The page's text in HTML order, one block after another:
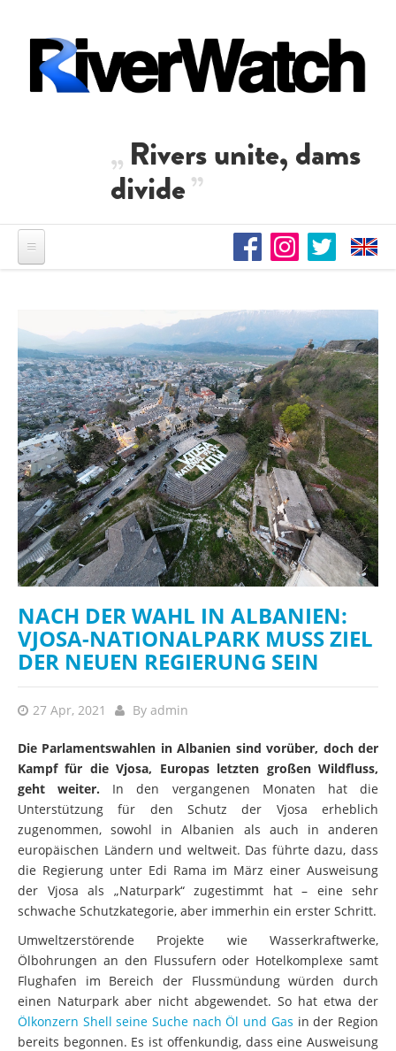
Rivers unite, dams
divide
NACH DER WAHL IN ALBANIEN:
VJOSA-NATIONALPARK MUSS ZIEL
DER NEUEN REGIERUNG SEIN
27 Apr, 2021 By admin
Die Parlamentswahlen in Albanien sind vorüber, doch der
Kampf für die Vjosa, Europas letzten großen Wildfluss,
geht weiter. In den vergangenen Monaten hat die
Unterstützung für den Schutz der Vjosa erheblich
zugenommen, sowohl in Albanien als auch in anderen
europäischen Ländern und weltweit. Das führte dazu, dass
die Regierung unter Edi Rama im März einer Ausweisung
der Vjosa als „Naturpark“ zugestimmt hat – eine sehr
schwache Schutzkategorie, aber immerhin ein erster Schritt.
Umweltzerstörende Projekte wie Wasserkraftwerke,
Ölbohrungen an den Flussufern oder Hotelkomplexe samt
Flughafen im Bereich der Flussmündung würden durch
einen Naturpark aber nicht abgewendet. So hat etwa der
Ölkonzern Shell seine Suche nach Öl und Gas in der Region
bereits begonnen. Es ist offenkundig, dass eine Ausweisung